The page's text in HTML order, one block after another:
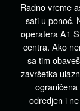
Radno vreme
sati u ponoć.
operatera A1
centra. Ako
sa tim
završetka
odredjen i